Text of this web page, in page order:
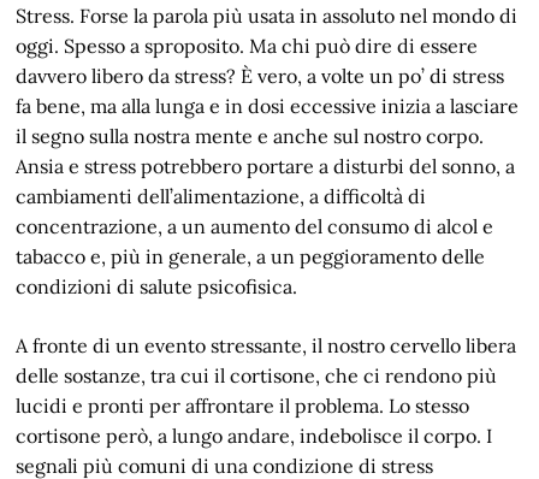
Stress. Forse la parola più usata in assoluto nel mondo di
oggi. Spesso a sproposito. Ma chi può dire di essere
davvero libero da stress? È vero, a volte un po’ di stress
fa bene, ma alla lunga e in dosi eccessive inizia a lasciare
il segno sulla nostra mente e anche sul nostro corpo.
Ansia e stress potrebbero portare a disturbi del sonno, a
cambiamenti dell’alimentazione, a difficoltà di
concentrazione, a un aumento del consumo di alcol e
tabacco e, più in generale, a un peggioramento delle
condizioni di salute psicofisica.
A fronte di un evento stressante, il nostro cervello libera
delle sostanze, tra cui il cortisone, che ci rendono più
lucidi e pronti per affrontare il problema. Lo stesso
cortisone però, a lungo andare, indebolisce il corpo. I
segnali più comuni di una condizione di stress